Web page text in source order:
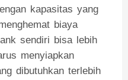
kapasitas yang
biaya
sendiri bisa lebih
menyiapkan
dibutuhkan terlebih